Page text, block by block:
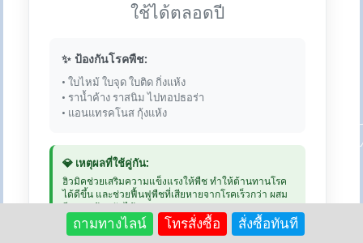
ใช้ได้ตลอดปี
✨ ป้องกันโรคพืช:
• ใบไหม้ ใบจุด ใบติด กิ่งแห้ง
• ราน้ำค้าง ราสนิม ไปทอปธอร่า
• แอนแทรคโนส กุ้งแห้ง
💎 เหตุผลที่ใช้คู่กัน:
ฮิวมิคช่วยเสริมความแข็งแรงให้พืช ทำให้ต้านทานโรค
ได้ดีขึ้น และช่วยฟื้นฟูพืชที่เสียหายจากโรคเร็วกว่า ผสม
ฉีดพ่นพร้อมกันได้
ถามทางไลน์ โทรสั่งซื้อ สั่งซื้อทันที